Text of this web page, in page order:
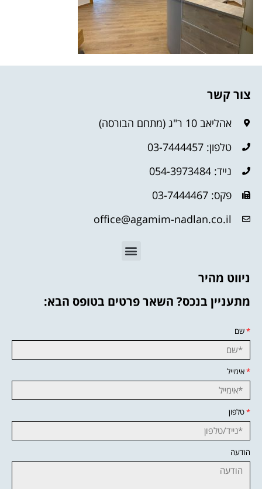
צור קשר
אהליאב 10 ר"ג (מתחם הבורסה)
טלפון: 03-7444457
נייד: 054-3973484
פקס: 03-7444467
office@agamim-nadlan.co.il
ניווט מהיר
מתעניין בנכס? השאר פרטים בטופס הבא:
*שם
*אימייל
*טלפון
הודעה